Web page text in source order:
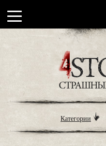
Категории